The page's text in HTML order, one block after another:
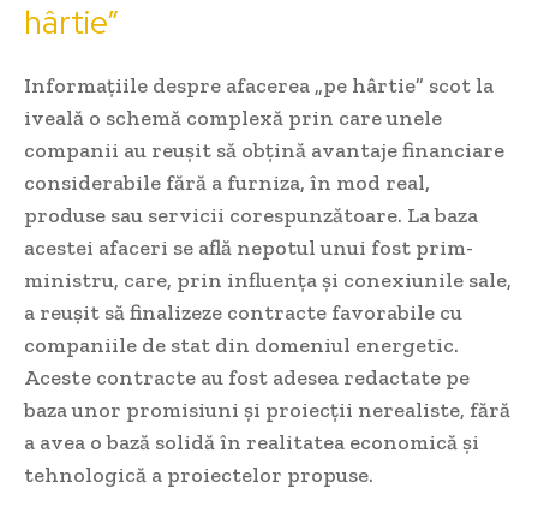
hârtie”
Informațiile despre afacerea „pe hârtie” scot la
iveală o schemă complexă prin care unele
companii au reușit să obțină avantaje financiare
considerabile fără a furniza, în mod real,
produse sau servicii corespunzătoare. La baza
acestei afaceri se află nepotul unui fost prim-
ministru, care, prin influența și conexiunile sale,
a reușit să finalizeze contracte favorabile cu
companiile de stat din domeniul energetic.
Aceste contracte au fost adesea redactate pe
baza unor promisiuni și proiecții nerealiste, fără
a avea o bază solidă în realitatea economică și
tehnologică a proiectelor propuse.